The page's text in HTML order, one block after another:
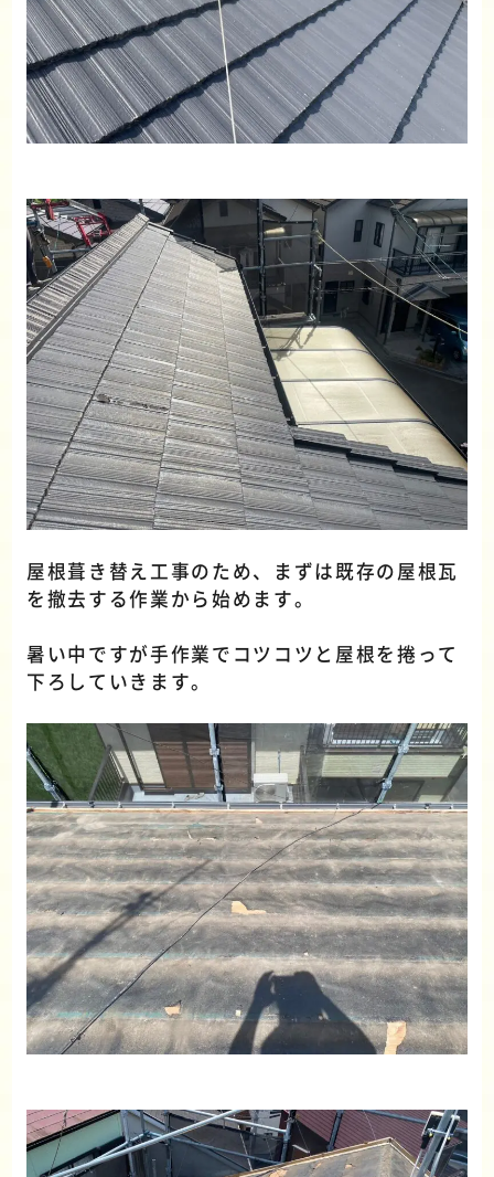
屋根葺き替え工事のため、まずは既存の屋根瓦
を撤去する作業から始めます。
暑い中ですが手作業でコツコツと屋根を捲って
下ろしていきます。